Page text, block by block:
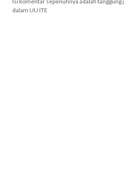
dalam UU ITE